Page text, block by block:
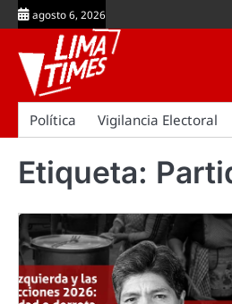
Skip
to
content
agosto 6, 2026
Política Vigilancia Electoral
Etiqueta: